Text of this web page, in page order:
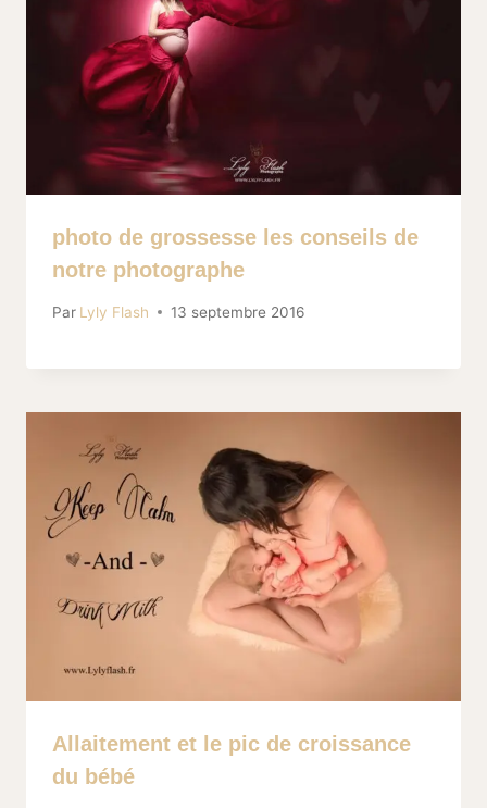
photo de grossesse les conseils de
notre photographe
Par Lyly Flash 13 septembre 2016
Allaitement et le pic de croissance
du bébé